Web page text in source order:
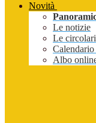
Novità
Le notizie
Le circolari
Calendario
Albo